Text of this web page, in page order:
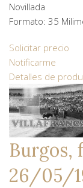
Novillada
Formato: 35
Solicitar precio
Notificarme
Detalles de
Burgos,
26/05/